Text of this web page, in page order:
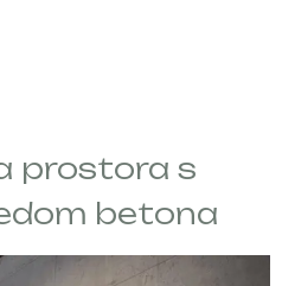
prostora s
betona